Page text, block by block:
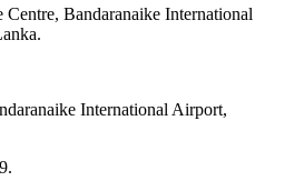
Bandaranaike International
International Airport,